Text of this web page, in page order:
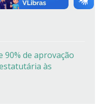
de cotas da
90% de aprovação
às